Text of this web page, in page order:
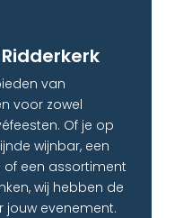
van
voor zowel
Of je op
wijnbar, een
of een assortiment
wij hebben de
evenement.